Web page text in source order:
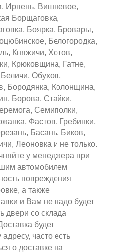
Ирпень, Вишневое,
Борщаговка,
Боярка, Бровары,
Белогородка,
Княжичи, Хотов,
Крюковщина, Гатне,
Обухов,
Бородянка, Колонщина,
Борова, Стайки,
Семиполки,
Фастов, Гребинки,
Басань, Биков,
Леоновка и не только.
у менеджера при
автомобилем
повреждения
а также
и Вам не надо будет
двери со склада
будет
часто есть
о доставке на